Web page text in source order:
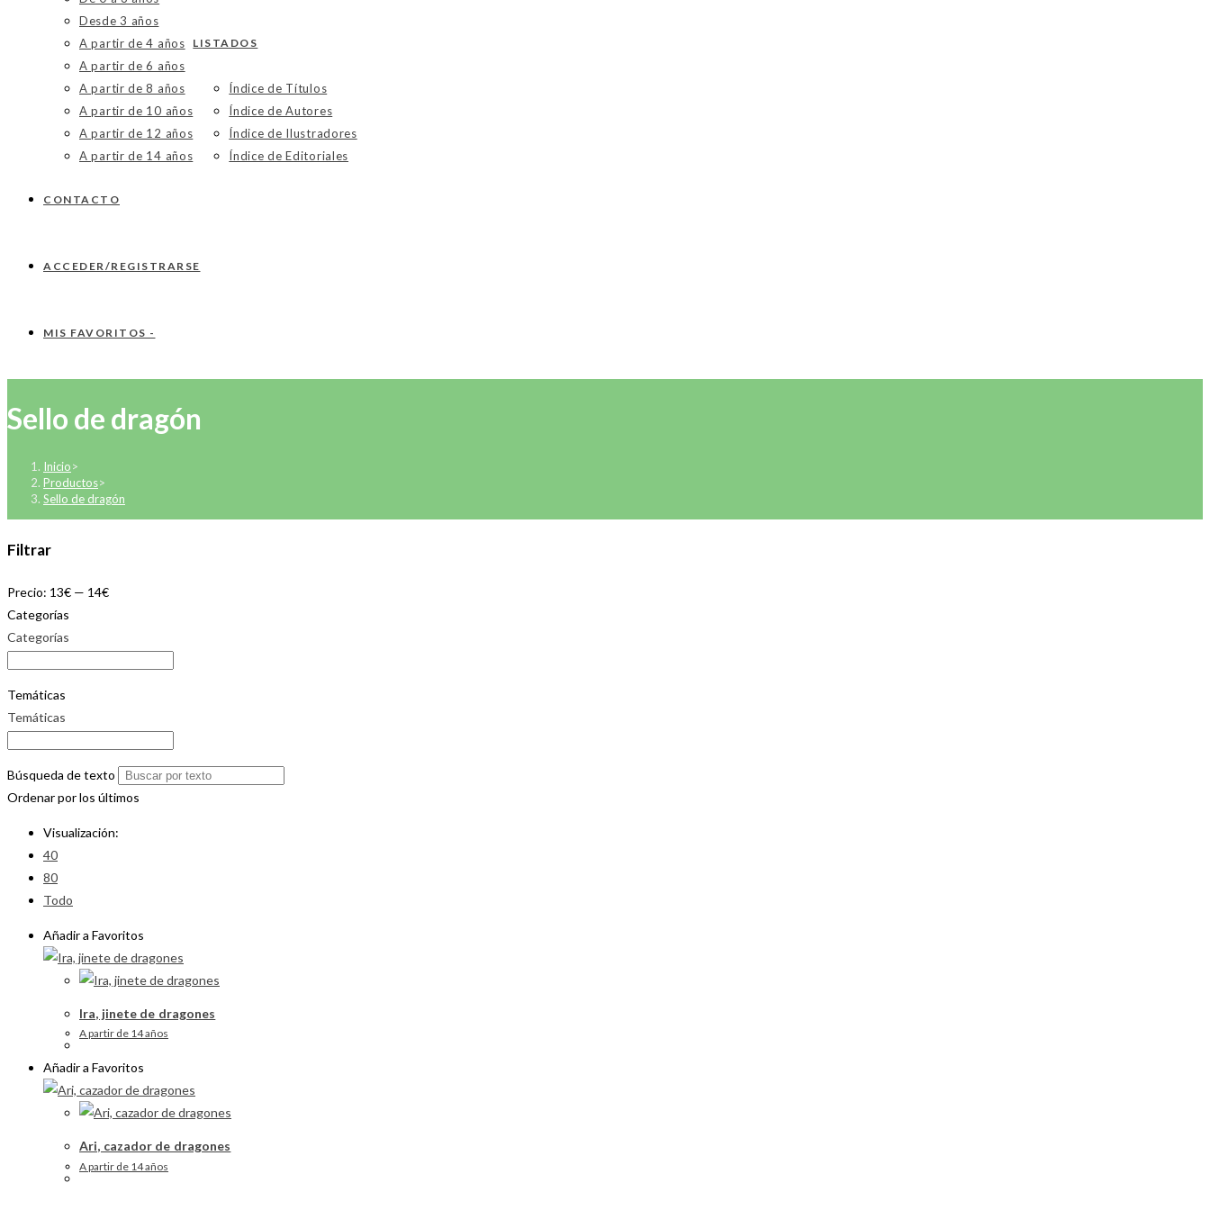
Desde 3 años
A partir de 4 años
A partir de 6 años
A partir de 8 años
A partir de 10 años
A partir de 12 años
A partir de 14 años
LISTADOS
Índice de Títulos
Índice de Autores
Índice de Ilustradores
Índice de Editoriales
CONTACTO
ACCEDER/REGISTRARSE
MIS FAVORITOS -
Sello de dragón
Inicio>
Productos>
Sello de dragón
Filtrar
Precio: 13€ — 14€
Categorías
Categorías
Temáticas
Temáticas
Búsqueda de texto
Ordenar por los últimos
Visualización:
40
80
Todo
Añadir a Favoritos
Ira, jinete de dragones
A partir de 14 años
Añadir a Favoritos
Ari, cazador de dragones
A partir de 14 años